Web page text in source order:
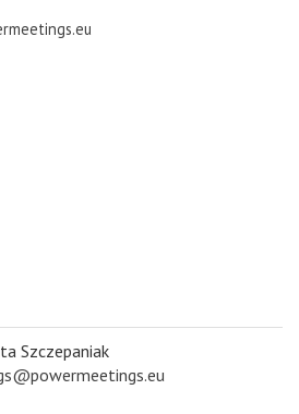
Szczepaniak